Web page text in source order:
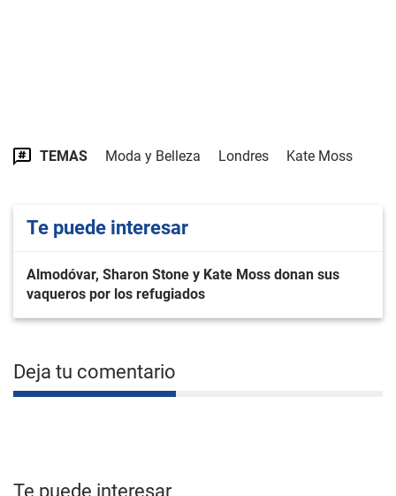
TEMAS Moda y Belleza Londres Kate Moss
Te puede interesar
Almodóvar, Sharon Stone y Kate Moss donan sus
vaqueros por los refugiados
Deja tu comentario
Te puede interesar